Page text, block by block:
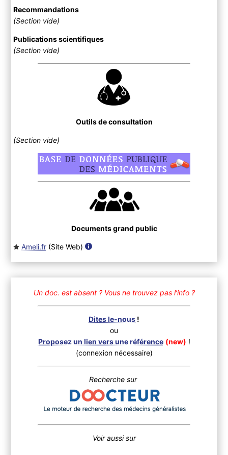
Recommandations
(Section vide)
Publications scientifiques
(Section vide)
Outils de consultation
(Section vide)
Documents grand public
Ameli.fr(Site Web)
Un doc. est absent ? Vous ne trouvez pas l’info ?
Dites le-nous !
ou
Proposez un lien vers une référence (new) !
(connexion nécessaire)
Recherche sur
Voir aussi sur